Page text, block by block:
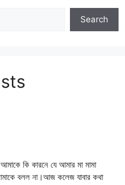
Search
কি কারনে যে আমার মা মামা
বলল না।আজ কলেজ যাবার কথা